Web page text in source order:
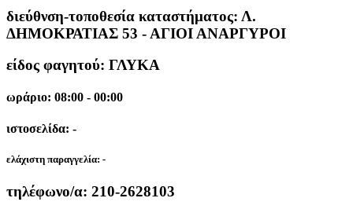
διεύθνση-τοποθεσία καταστήματος: Λ.
ΔΗΜΟΚΡΑΤΙΑΣ 53 - ΑΓΙΟΙ ΑΝΑΡΓΥΡΟΙ
είδος φαγητού: ΓΛΥΚΑ
ωράριο: 08:00 - 00:00
ιστοσελίδα: -
ελάχιστη παραγγελία: -
τηλέφωνο/α: 210-2628103